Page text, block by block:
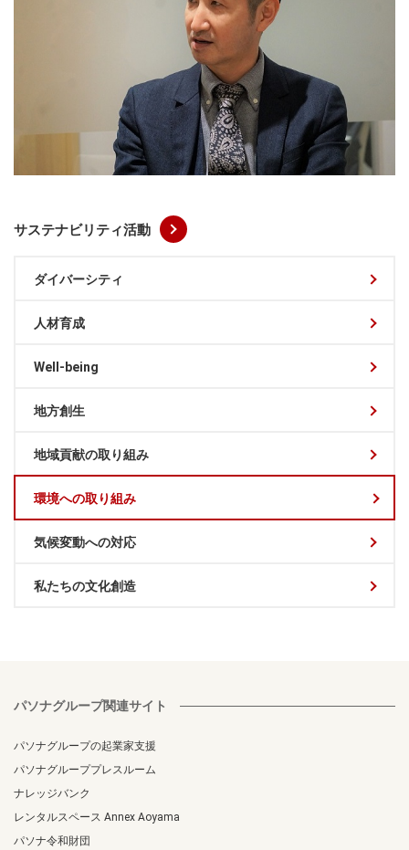
サステナビリティ活動
ダイバーシティ
人材育成
Well-being
地方創生
地域貢献の取り組み
環境への取り組み
気候変動への対応
私たちの文化創造
パソナグループ関連サイト
パソナグループの起業家支援
パソナグループプレスルーム
ナレッジバンク
レンタルスペース Annex Aoyama
パソナ令和財団